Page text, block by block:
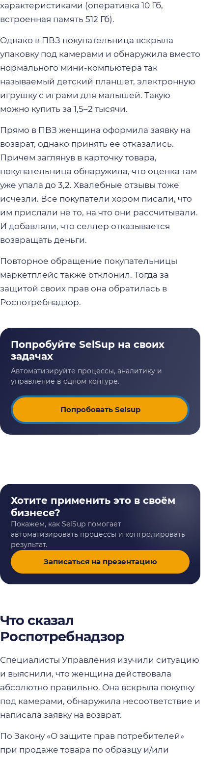
характеристиками (оперативка 10 Гб,
встроенная память 512 Гб).
Однако в ПВЗ покупательница вскрыла
упаковку под камерами и обнаружила вместо
нормального мини-компьютера так
называемый детский планшет, электронную
игрушку с играми для малышей. Такую
можно купить за 1,5–2 тысячи.
Прямо в ПВЗ женщина оформила заявку на
возврат, однако принять ее отказались.
Причем заглянув в карточку товара,
покупательница обнаружила, что оценка там
уже упала до 3,2. Хвалебные отзывы тоже
исчезли. Все покупатели хором писали, что
им прислали не то, на что они рассчитывали.
И добавляли, что селлер отказывается
возвращать деньги.
Повторное обращение покупательницы
маркетплейс также отклонил. Тогда за
защитой своих прав она обратилась в
Роспотребнадзор.
Попробовать Selsup
Хотите применить это в своём
бизнесе?
Покажем, как SelSup помогает
автоматизировать процессы и контролировать
результат.
Записаться на презентацию
Что сказал
Роспотребнадзор
Специалисты Управления изучили ситуацию
и выяснили, что женщина действовала
абсолютно правильно. Она вскрыла покупку
под камерами, обнаружила несоответствие и
написала заявку на возврат.
По Закону «О защите прав потребителей»
при продаже товара по образцу и/или